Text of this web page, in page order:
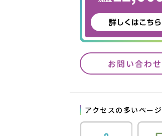
お問い合わせ
アクセスの多いページ